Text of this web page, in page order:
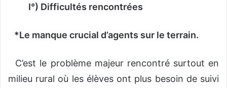
I°) Difficultés rencontrées
*Le manque crucial d’agents sur le terrain.
C’est le problème majeur rencontré surtout en
milieu rural où les élèves ont plus besoin de suivi